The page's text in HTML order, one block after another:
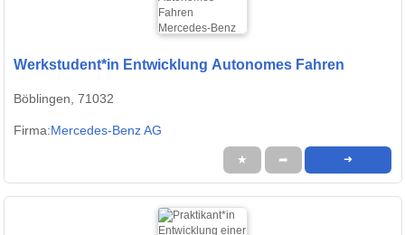
Werkstudent*in Entwicklung Autonomes Fahren
Böblingen, 71032
Firma:Mercedes-Benz AG
★ ➦ ➜